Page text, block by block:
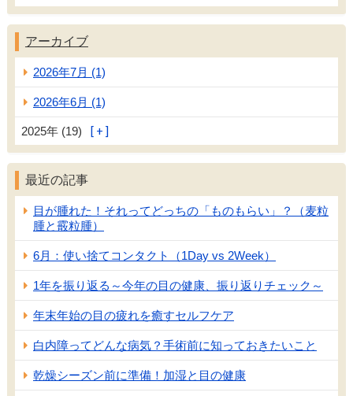
アーカイブ
2026年7月 (1)
2026年6月 (1)
2025年 (19)
最近の記事
目が腫れた！それってどっちの「ものもらい」？（麦粒
腫と霰粒腫）
6月：使い捨てコンタクト（1Day vs 2Week）
1年を振り返る～今年の目の健康、振り返りチェック～
年末年始の目の疲れを癒すセルフケア
白内障ってどんな病気？手術前に知っておきたいこと
乾燥シーズン前に準備！加湿と目の健康